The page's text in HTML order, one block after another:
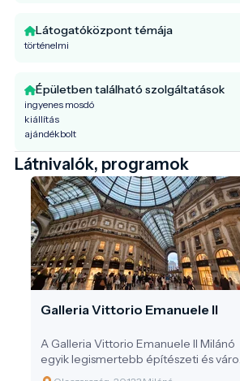
Látogatóközpont témája
történelmi
Épületben található szolgáltatások
ingyenes mosdó
kiállítás
ajándékbolt
Látnivalók, programok
Galleria Vittorio Emanuele II
A Galleria Vittorio Emanuele II Milánó
egyik legismertebb építészeti és városi
ikonja. A Dóm tér és a Scala operaház